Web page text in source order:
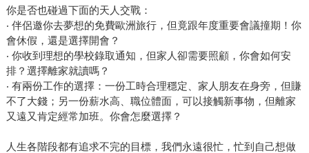
你是否也碰過下面的天人交戰：
‧ 伴侶邀你去夢想的免費歐洲旅行，但竟跟年度重要會議撞期！你
會休假，還是選擇開會？
‧ 你收到理想的學校錄取通知，但家人卻需要照顧，你會如何安
排？選擇離家就讀嗎？
‧ 有兩份工作的選擇：一份工時合理穩定、家人朋友在身旁，但賺
不了大錢；另一份薪水高、職位體面，可以接觸新事物，但離家
又遠又肯定經常加班。你會怎麼選擇？
人生各階段都有追求不完的目標，我們永遠很忙，忙到自己想做